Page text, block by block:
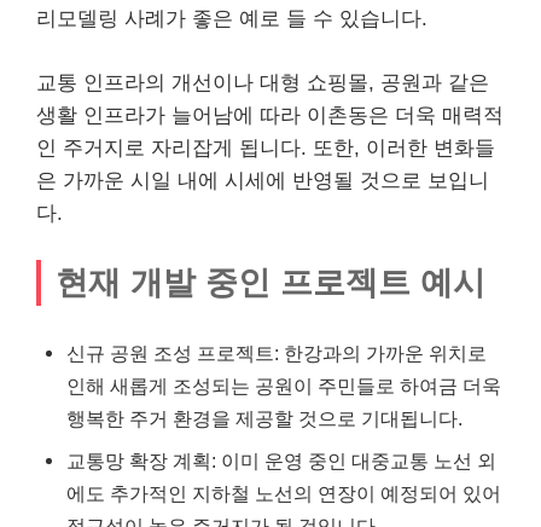
리모델링 사례가 좋은 예로 들 수 있습니다.
교통 인프라의 개선이나 대형 쇼핑몰, 공원과 같은
생활 인프라가 늘어남에 따라 이촌동은 더욱 매력적
인 주거지로 자리잡게 됩니다. 또한, 이러한 변화들
은 가까운 시일 내에 시세에 반영될 것으로 보입니
다.
현재 개발 중인 프로젝트 예시
신규 공원 조성 프로젝트: 한강과의 가까운 위치로
인해 새롭게 조성되는 공원이 주민들로 하여금 더욱
행복한 주거 환경을 제공할 것으로 기대됩니다.
교통망 확장 계획: 이미 운영 중인 대중교통 노선 외
에도 추가적인 지하철 노선의 연장이 예정되어 있어